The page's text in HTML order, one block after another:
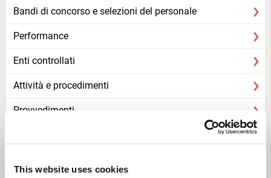
This website uses cookies
Bandi di concorso e selezioni del personale
Performance
Enti controllati
Attività e procedimenti
Provvedimenti